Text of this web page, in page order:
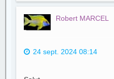
Robert MARCEL
24 sept. 2024 08:14